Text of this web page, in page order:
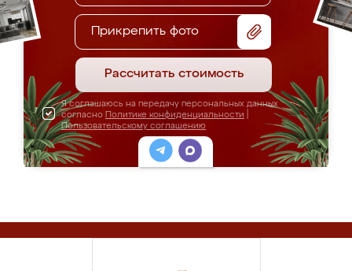
Прикрепить фото
Рассчитать стоимость
Я соглашаюсь на передачу персональных данных
согласно Политике конфиденциальности
Пользовательскому соглашению